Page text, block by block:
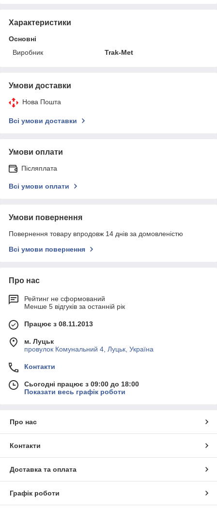
Характеристики
Основні
Виробник
Trak-Met
Умови доставки
Нова Пошта
Всі умови доставки
Умови оплати
Післяплата
Всі умови оплати
Умови повернення
Повернення товару впродовж 14 днів за домовленістю
Всі умови повернення
Про нас
Рейтинг не сформований
Менше 5 відгуків за останній рік
Працює з 08.11.2013
м. Луцьк
провулок Комунальний 4, Луцьк, Україна
Контакти
Сьогодні працює з 09:00 до 18:00
Показати весь графік роботи
Про нас
Контакти
Доставка та оплата
Графік роботи